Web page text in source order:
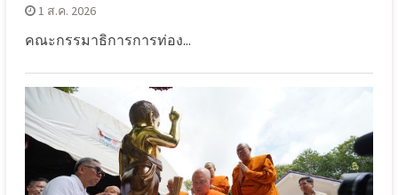
1 ส.ค. 2026
คณะกรรมาธิการการท่อง...